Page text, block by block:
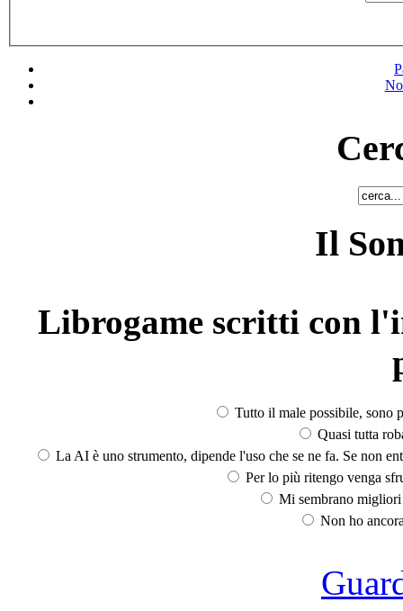
Il
Librogame scritti con
Tutto il male possibile, sono
Quasi tutta
La AI è uno strumento, dipende l'uso che se ne fa. Se non
Per lo più ritengo venga
Mi sembrano
Non ho